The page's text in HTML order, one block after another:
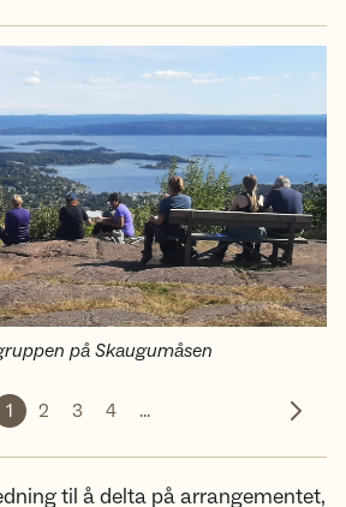
på Skaugumåsen
1 2 3 4 ...
til å delta på arrangementet,